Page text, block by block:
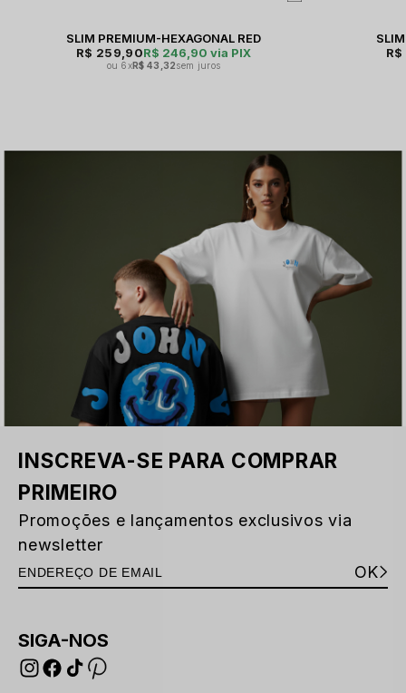
SLIM PREMIUM-HEXAGONAL RED
R$ 246,90 via PIX
R$ 259,90
6xR$ 43,32sem juros
INSCREVA-SE PARA COMPRAR
PRIMEIRO
Promoções e lançamentos exclusivos via
newsletter
OK
SIGA-NOS